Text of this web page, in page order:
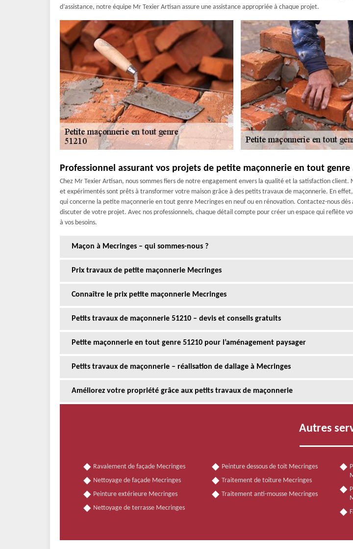
d’assistance, notre équipe Mr Texier Artisan assure une assistance appropriée à chaque projet.
Professionnel assurant vos projets de petite maçonnerie en tout genre
Chez Mr Texier Artisan, nous sommes fiers de notre engagement envers la qualité et la satisfaction client.
et expérimentés sont prêts à transformer votre maison grâce à des petits travaux de maçonnerie. En
qui concerne la petite maçonnerie en tout genre Mecringes en neuf ou en rénovation. Contactez-nous
discuter de votre projet. Avec nos professionnels, chaque détail compte pour créer un espace qui reflète
à vos besoins.
Maçon à Mecringes – qui sommes-nous ?
Prix travaux de petite maçonnerie Mecringes
Connaître le prix petite maçonnerie Mecringes
Petits travaux de maçonnerie 51210 – devis et conseils gratuits
Petite maçonnerie en tout genre 51210 pour l’aménagement paysager
Petits travaux de maçonnerie – réalisation de dallage à Mecringes
Améliorez votre propriété grâce aux petits travaux de maçonnerie
Autres
Ravalement de façade Mecringes
Nettoyage de façade Mecringes
Peinture extérieure Mecringes
Nettoyage de terrasse Mecringes
Peinture dessous de toit Mecringes
Traitement de toiture Mecringes
Traitement anti-mousse Mecringes